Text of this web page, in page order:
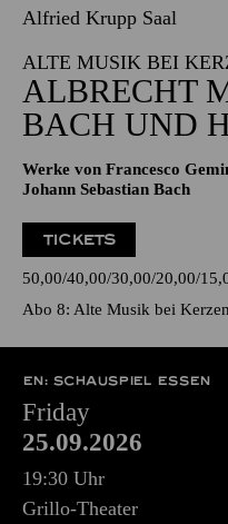
Alfried Krupp Saal
ALTE MUSIK BEI
ALBRECHT
BACH UND
Werke von Francesco
Johann Sebastian Bach
TICKETS
50,00 40,00 30,00 20,00
Abo 8: Alte Musik bei
EN: SCHAUSPIEL ESSEN
Friday
25.09.2026
19:30 Uhr
Grillo-Theater